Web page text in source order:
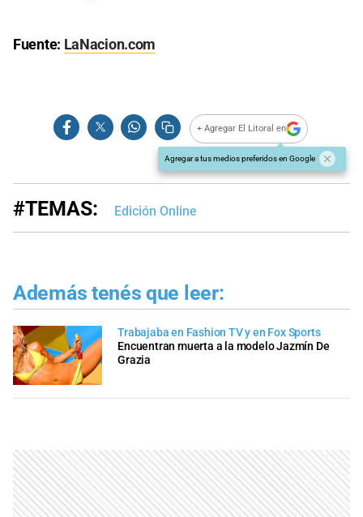
Fuente: LaNacion.com
+ Agregar El Litoral en
Agregar a tus medios preferidos en Google
#TEMAS: Edición Online
Además tenés que leer:
Trabajaba en Fashion TV y en Fox Sports
Encuentran muerta a la modelo Jazmín De
Grazia